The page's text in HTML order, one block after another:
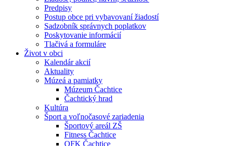
Predpisy
Postup obce pri vybavovaní žiadostí
Sadzobník správnych poplatkov
Poskytovanie informácií
Tlačivá a formuláre
Život v obci
Kalendár akcií
Aktuality
Múzeá a pamiatky
Múzeum Čachtice
Čachtický hrad
Kultúra
Šport a voľnočasové zariadenia
Športový areál ZŠ
Fitness Čachtice
OFK Čachtice